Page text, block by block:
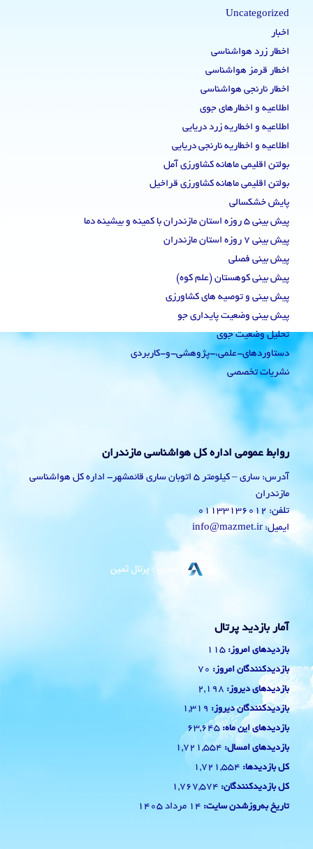
Uncategorized
اخبار
اخطار زرد هواشناسی
اخطار قرمز هواشناسی
اخطار نارنجی هواشناسی
اطلاعیه و اخطارهای جوی
اطلاعیه و اخطاریه زرد دریایی
اطلاعیه و اخطاریه نارنجی دریایی
بولتن اقلیمی ماهانه کشاورزی آمل
بولتن اقلیمی ماهانه کشاورزی قراخیل
پایش خشکسالی
پیش بینی 5 روزه استان مازندران با کمینه و بیشینه دما
پیش بینی 7 روزه استان مازندران
پیش بینی فصلی
پیش بینی کوهستان (علم کوه)
پیش بینی و توصیه های کشاورزی
پیش بینی وضعیت پایداری جو
تحلیل وضعیت جوی
دستاوردهای-علمی،-پژوهشی-و-کاربردی
نشریات تخصصی
روابط عمومی اداره کل هواشناسی مازندران
آدرس: ساری – کیلومتر 5 اتوبان ساری قائمشهر- اداره کل هواشناسی
مازندران
تلفن: 01133136012
ایمیل: info@mazmet.ir
آمار بازدید پرتال
بازدیدهای امروز: 115
بازدیدکنندگان امروز: 70
بازدیدهای دیروز: 2,198
بازدیدکنندگان دیروز: 1,319
بازدیدهای این ماه: 63,645
بازدیدهای امسال: 1,721,554
کل بازدیدها: 1,721,554
کل بازدیدکنند‌گان: 1,767,574
تاریخ به‌روزشدن سایت: 14 مرداد 1405